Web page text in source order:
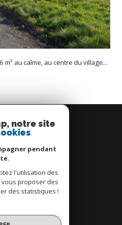
au calme, au centre du village...
notre site
pendant
l'utilisation des
proposer des
des statistiques !